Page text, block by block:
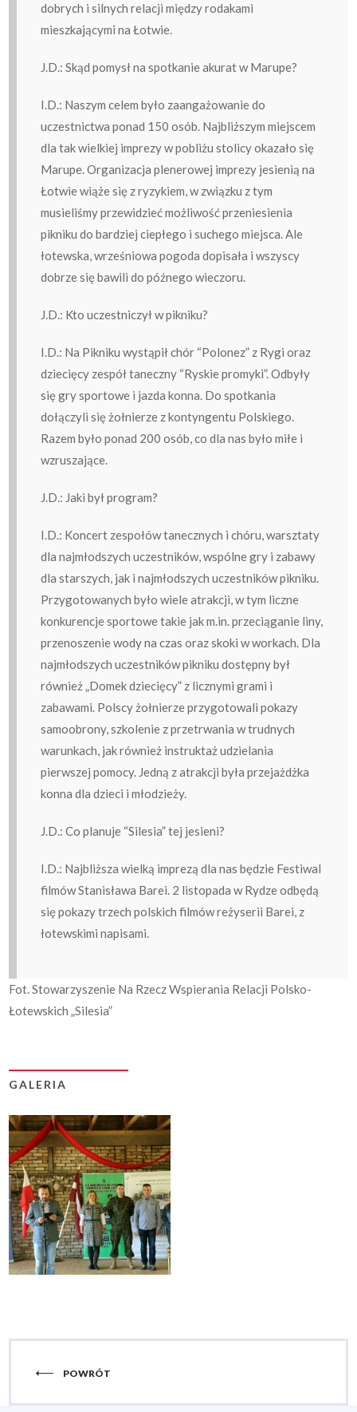
dobrych i silnych relacji między rodakami
mieszkającymi na Łotwie.
J.D.: Skąd pomysł na spotkanie akurat w Marupe?
I.D.: Naszym celem było zaangażowanie do
uczestnictwa ponad 150 osób. Najbliższym miejscem
dla tak wielkiej imprezy w pobliżu stolicy okazało się
Marupe. Organizacja plenerowej imprezy jesienią na
Łotwie wiąże się z ryzykiem, w związku z tym
musieliśmy przewidzieć możliwość przeniesienia
pikniku do bardziej ciepłego i suchego miejsca. Ale
łotewska, wrześniowa pogoda dopisała i wszyscy
dobrze się bawili do późnego wieczoru.
J.D.: Kto uczestniczył w pikniku?
I.D.: Na Pikniku wystąpił chór “Polonez” z Rygi oraz
dziecięcy zespół taneczny “Ryskie promyki”. Odbyły
się gry sportowe i jazda konna. Do spotkania
dołączyli się żołnierze z kontyngentu Polskiego.
Razem było ponad 200 osób, co dla nas było miłe i
wzruszające.
J.D.: Jaki był program?
I.D.: Koncert zespołów tanecznych i chóru, warsztaty
dla najmłodszych uczestników, wspólne gry i zabawy
dla starszych, jak i najmłodszych uczestników pikniku.
Przygotowanych było wiele atrakcji, w tym liczne
konkurencje sportowe takie jak m.in. przeciąganie liny,
przenoszenie wody na czas oraz skoki w workach. Dla
najmłodszych uczestników pikniku dostępny był
również „Domek dziecięcy” z licznymi grami i
zabawami. Polscy żołnierze przygotowali pokazy
samoobrony, szkolenie z przetrwania w trudnych
warunkach, jak również instruktaż udzielania
pierwszej pomocy. Jedną z atrakcji była przejażdżka
konna dla dzieci i młodzieży.
J.D.: Co planuje “Silesia” tej jesieni?
I.D.: Najbliższa wielką imprezą dla nas będzie Festiwal
filmów Stanisława Barei. 2 listopada w Rydze odbędą
się pokazy trzech polskich filmów reżyserii Barei, z
łotewskimi napisami.
Fot. Stowarzyszenie Na Rzecz Wspierania Relacji Polsko-
Łotewskich „Silesia”
GALERIA
POWRÓT